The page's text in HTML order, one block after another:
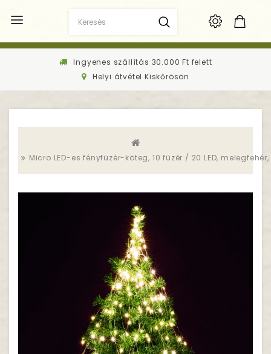
Ingyenes szállítás 30.000 Ft felett
Helyi átvétel Kiskőrösön
Micro LED-es fényfüzér-köteg, 10 füzér / 20 LED,